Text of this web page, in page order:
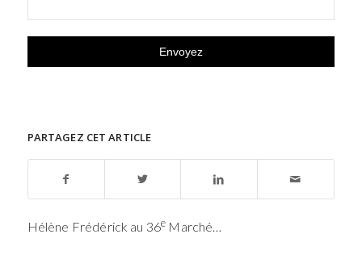
PARTAGEZ CET ARTICLE
Hélène Frédérick au 36e Marché…